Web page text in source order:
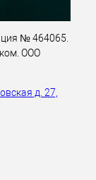
№ 464065.
ООО
д. 27,